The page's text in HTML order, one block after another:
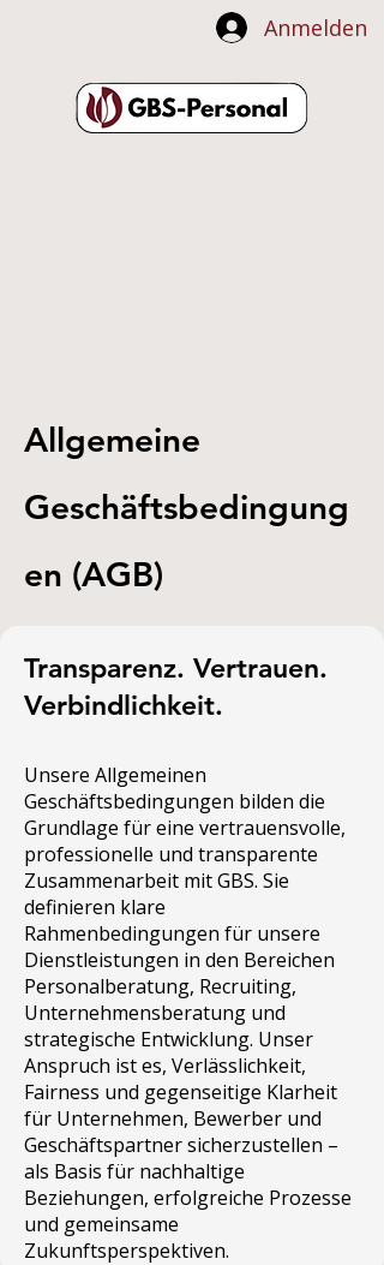
Anmelden
Allgemeine
Geschäftsbedingung
en (AGB)
Transparenz. Vertrauen.
Verbindlichkeit.
Unsere Allgemeinen
Geschäftsbedingungen bilden die
Grundlage für eine vertrauensvolle,
professionelle und transparente
Zusammenarbeit mit GBS. Sie
definieren klare
Rahmenbedingungen für unsere
Dienstleistungen in den Bereichen
Personalberatung, Recruiting,
Unternehmensberatung und
strategische Entwicklung. Unser
Anspruch ist es, Verlässlichkeit,
Fairness und gegenseitige Klarheit
für Unternehmen, Bewerber und
Geschäftspartner sicherzustellen –
als Basis für nachhaltige
Beziehungen, erfolgreiche Prozesse
und gemeinsame
Zukunftsperspektiven.